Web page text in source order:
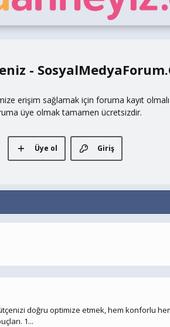
-
erişim sağlamak için foruma kayıt olmalı
üye olmak tamamen ücretsizdir.
Giriş
Üye ol
doğru optimize etmek, hem konforlu
1...